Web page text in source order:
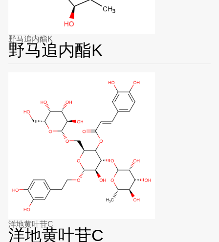
野马追内酯K
野马追内酯K
洋地黄叶苷C
洋地黄叶苷C